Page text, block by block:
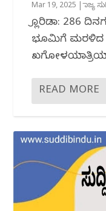
Mar 19, 2025 |ರಾಜ್ಯ
ಫ್ಲೊರಿಡಾ: 286
ಭೂಮಿಗೆ ಮರಳಿದ
READ MORE